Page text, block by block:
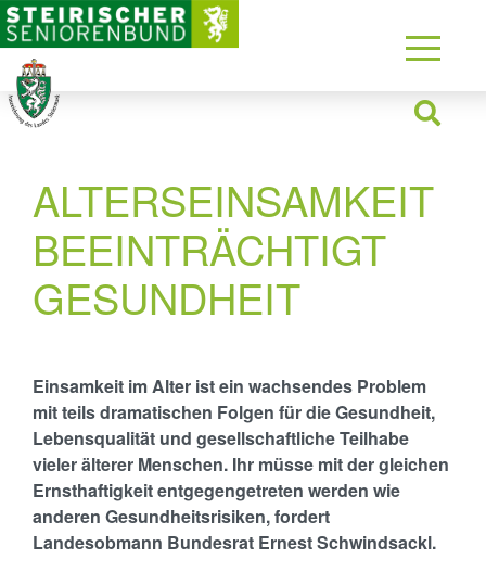
ALTERSEINSAMKEIT
BEEINTRÄCHTIGT
GESUNDHEIT
Einsamkeit im Alter ist ein wachsendes Problem
mit teils dramatischen Folgen für die Gesundheit,
Lebensqualität und gesellschaftliche Teilhabe
vieler älterer Menschen. Ihr müsse mit der gleichen
Ernsthaftigkeit entgegengetreten werden wie
anderen Gesundheitsrisiken, fordert
Landesobmann Bundesrat Ernest Schwindsackl.